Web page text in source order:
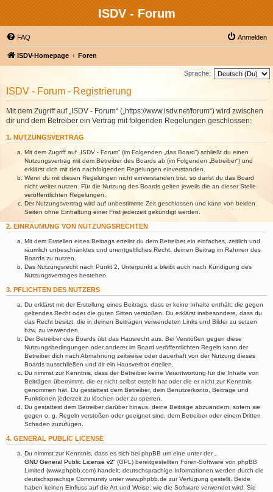
ISDV - Forum
FAQ Anmelden
ISDV-Homepage Foren
Sprache:
ISDV - Forum - Registrierung
Mit dem Zugriff auf „ISDV - Forum“ („https://www.isdv.net/forum“) wird zwischen
dir und dem Betreiber ein Vertrag mit folgenden Regelungen geschlossen:
1. NUTZUNGSVERTRAG
Mit dem Zugriff auf „ISDV - Forum“ (im Folgenden „das Board“) schließt du einen
Nutzungsvertrag mit dem Betreiber des Boards ab (im Folgenden „Betreiber“) und
erklärst dich mit den nachfolgenden Regelungen einverstanden.
Wenn du mit diesen Regelungen nicht einverstanden bist, so darfst du das Board
nicht weiter nutzen. Für die Nutzung des Boards gelten jeweils die an dieser Stelle
veröffentlichten Regelungen.
Der Nutzungsvertrag wird auf unbestimmte Zeit geschlossen und kann von beiden
Seiten ohne Einhaltung einer Frist jederzeit gekündigt werden.
2. EINRÄUMUNG VON NUTZUNGSRECHTEN
Mit dem Erstellen eines Beitrags erteilst du dem Betreiber ein einfaches, zeitlich und
räumlich unbeschränktes und unentgeltliches Recht, deinen Beitrag im Rahmen des
Boards zu nutzen.
Das Nutzungsrecht nach Punkt 2, Unterpunkt a bleibt auch nach Kündigung des
Nutzungsvertrages bestehen.
3. PFLICHTEN DES NUTZERS
Du erklärst mit der Erstellung eines Beitrags, dass er keine Inhalte enthält, die gegen
geltendes Recht oder die guten Sitten verstoßen. Du erklärst insbesondere, dass du
das Recht besitzt, die in deinen Beiträgen verwendeten Links und Bilder zu setzen
bzw. zu verwenden.
Der Betreiber des Boards übt das Hausrecht aus. Bei Verstößen gegen diese
Nutzungsbedingungen oder anderer im Board veröffentlichten Regeln kann der
Betreiber dich nach Abmahnung zeitweise oder dauerhaft von der Nutzung dieses
Boards ausschließen und dir ein Hausverbot erteilen.
Du nimmst zur Kenntnis, dass der Betreiber keine Verantwortung für die Inhalte von
Beiträgen übernimmt, die er nicht selbst erstellt hat oder die er nicht zur Kenntnis
genommen hat. Du gestattest dem Betreiber, dein Benutzerkonto, Beiträge und
Funktionen jederzeit zu löschen oder zu sperren.
Du gestattest dem Betreiber darüber hinaus, deine Beiträge abzuändern, sofern sie
gegen o. g. Regeln verstoßen oder geeignet sind, dem Betreiber oder einem Dritten
Schaden zuzufügen.
4. GENERAL PUBLIC LICENSE
Du nimmst zur Kenntnis, dass es sich bei phpBB um eine unter der „
GNU General Public License v2“ (GPL) bereitgestellten Foren-Software von phpBB
Limited (www.phpbb.com) handelt; deutschsprachige Informationen werden durch die
deutschsprachige Community unter www.phpbb.de zur Verfügung gestellt. Beide
haben keinen Einfluss auf die Art und Weise, wie die Software verwendet wird. Sie